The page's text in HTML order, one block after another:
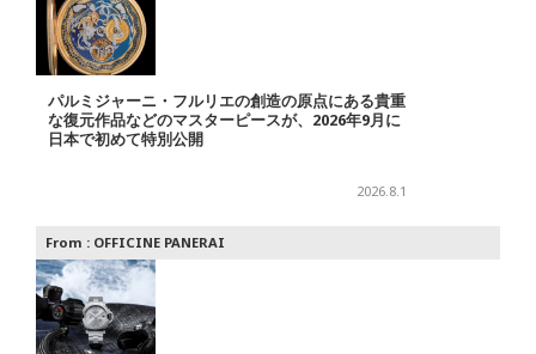
パルミジャーニ・フルリエの創造の原点にある貴重
な復元作品などのマスターピースが、2026年9月に
日本で初めて特別公開
2026.8.1
From : OFFICINE PANERAI